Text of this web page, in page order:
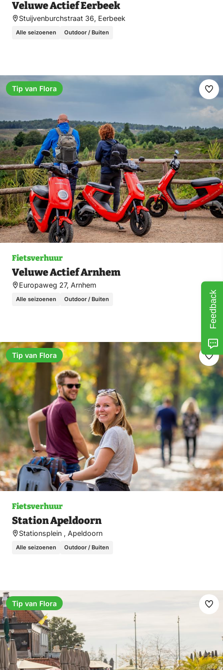
Veluwe Actief Eerbeek
Stuijvenburchstraat 36, Eerbeek
Alle seizoenen Outdoor / Buiten
Fietsverhuur
Veluwe Actief Arnhem
Europaweg 27, Arnhem
Alle seizoenen Outdoor / Buiten
Tip van Flora
Fietsverhuur
Station Apeldoorn
Stationsplein , Apeldoorn
Alle seizoenen Outdoor / Buiten
Tip van Flora
Tip van Flora
Feedback